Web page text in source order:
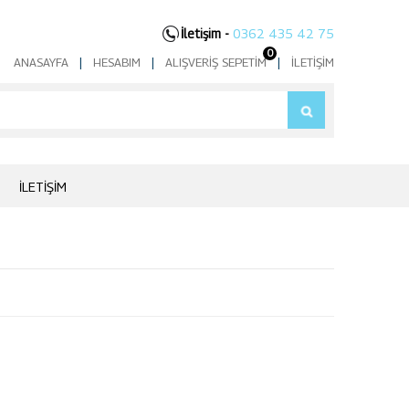
ANASAYFA | HESABIM | ALIŞVERIŞ SEPETIM| İLETIŞIM
İletişim - 0362 435 42 75
0
İLETIŞIM